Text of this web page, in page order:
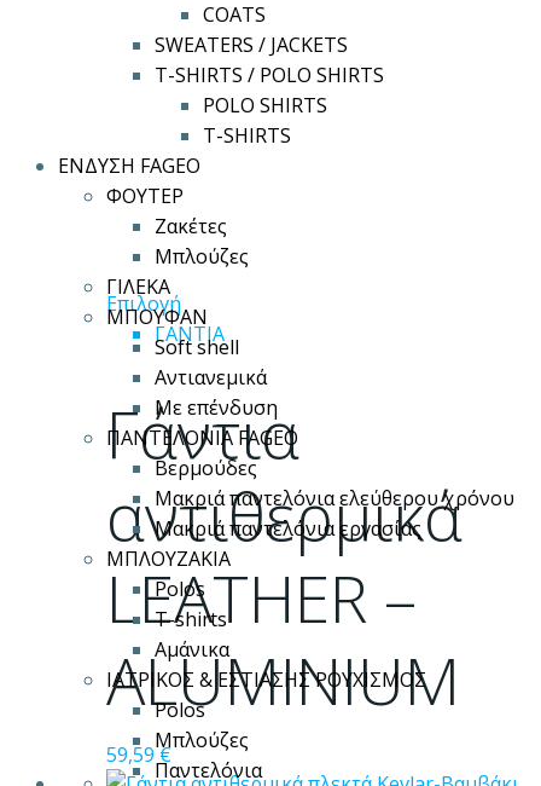
COATS
SWEATERS / JACKETS
T-SHIRTS / POLO SHIRTS
POLO SHIRTS
T-SHIRTS
ΕΝΔΥΣΗ FAGEO
ΦΟΥΤΕΡ
Ζακέτες
Μπλούζες
ΓΙΛΕΚΑ
ΜΠΟΥΦΑΝ
Soft shell
Αντιανεμικά
Με επένδυση
ΠΑΝΤΕΛΟΝΙΑ FAGEO
Βερμούδες
Μακριά παντελόνια ελεύθερου χρόνου
Μακριά παντελόνια εργασίας
ΜΠΛΟΥΖΑΚΙΑ
Polos
T-shirts
Αμάνικα
ΙΑΤΡΙΚΟΣ & ΕΣΤΙΑΣΗΣ ΡΟΥΧΙΣΜΟΣ
Polos
Μπλούζες
Παντελόνια
Επιλογή
το
προϊόν
έχει
πολλαπλές
παραλλαγές.
Οι
επιλογές
μπορούν
να
επιλεγούν
στη
σελίδα
του
προϊόντος
ΓΑΝΤΙΑ
Γάντια
αντιθερμικά
LEATHER –
ALUMINIUM
59,59€